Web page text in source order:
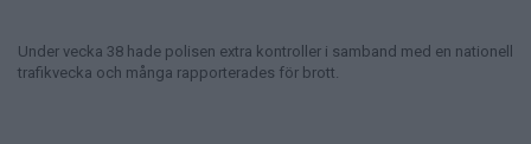
Under vecka 38 hade polisen extra kontroller i samband med en nationell
trafikvecka och många rapporterades för brott.